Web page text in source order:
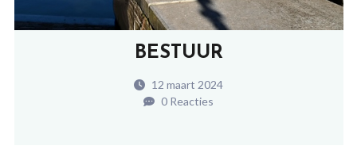
BESTUUR
12 maart 2024
0 Reacties